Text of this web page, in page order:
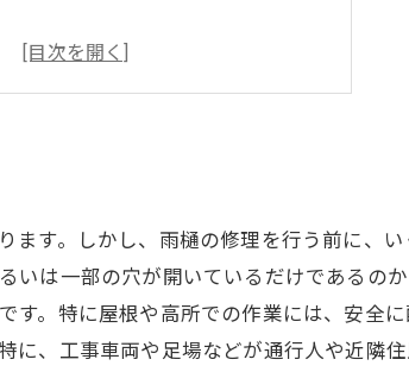
に防止！
す。しかし、雨樋の修理を行う前に、
は一部の穴が開いているだけであるの
。特に屋根や高所での作業には、安全
に、工事車両や足場などが通行人や近隣